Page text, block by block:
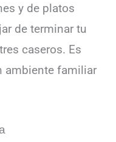
y de platos
de terminar tu
caseros. Es
ambiente familiar